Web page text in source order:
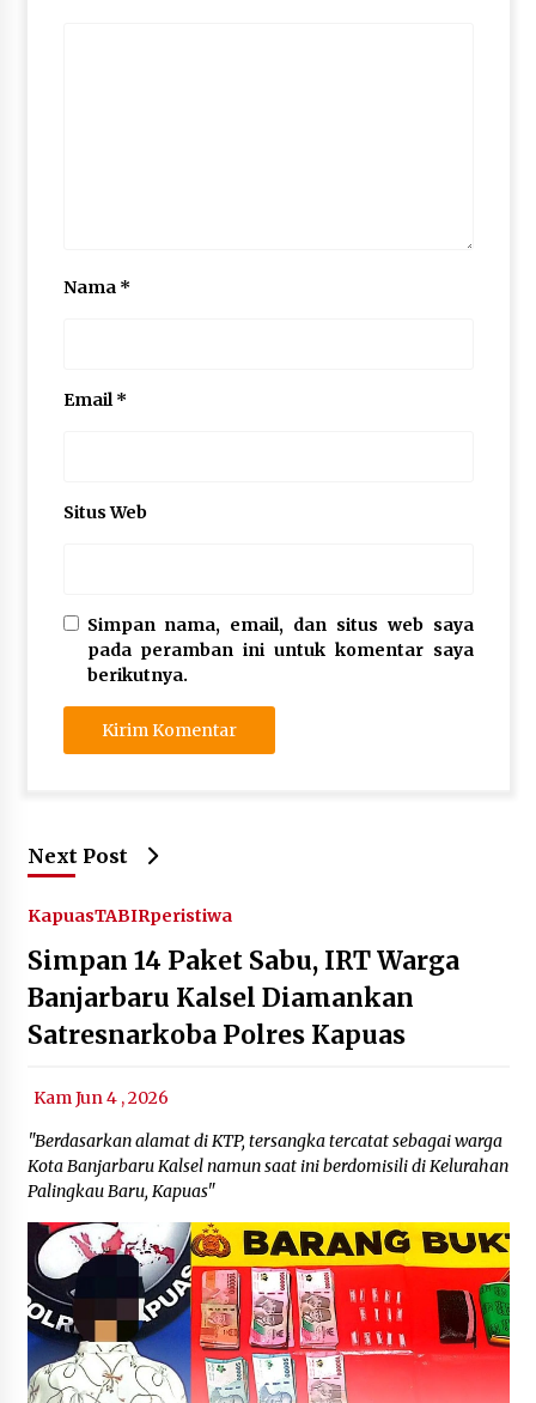
Nama *
Email *
Situs Web
Simpan nama, email, dan situs web saya
pada peramban ini untuk komentar saya
berikutnya.
Next Post
KapuasTABIRperistiwa
Simpan 14 Paket Sabu, IRT Warga
Banjarbaru Kalsel Diamankan
Satresnarkoba Polres Kapuas
Kam Jun 4 , 2026
"Berdasarkan alamat di KTP, tersangka tercatat sebagai warga
Kota Banjarbaru Kalsel namun saat ini berdomisili di Kelurahan
Palingkau Baru, Kapuas"